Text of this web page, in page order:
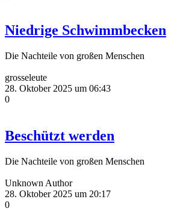
Niedrige Schwimmbecken
Die Nachteile von großen Menschen
grosseleute
28. Oktober 2025 um 06:43
0
Beschützt werden
Die Nachteile von großen Menschen
Unknown Author
28. Oktober 2025 um 20:17
0